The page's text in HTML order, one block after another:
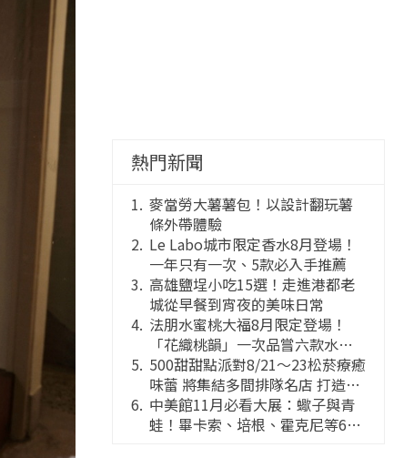
熱門新聞
麥當勞大薯薯包！以設計翻玩薯
條外帶體驗
Le Labo城市限定香水8月登場！
一年只有一次、5款必入手推薦
高雄鹽埕小吃15選！走進港都老
城從早餐到宵夜的美味日常
法朋水蜜桃大福8月限定登場！
「花織桃韻」一次品嘗六款水蜜
桃花果大福
500甜甜點派對8/21～23松菸療癒
味蕾 將集結多間排隊名店 打造靈
感創意的舞台
中美館11月必看大展：蠍子與青
蛙！畢卡索、培根、霍克尼等66